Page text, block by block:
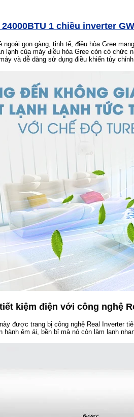
1 chiều inverter
ngoài gọn gàng, tinh tế, điều hòa Gree
lạnh của máy điều hòa Gree còn có
và dễ dàng sử dụng điều khiển tùy
kiệm điện với công nghệ
được trang bị công nghệ Real Inverter
hành êm ái, bền bỉ mà nó còn làm lạnh